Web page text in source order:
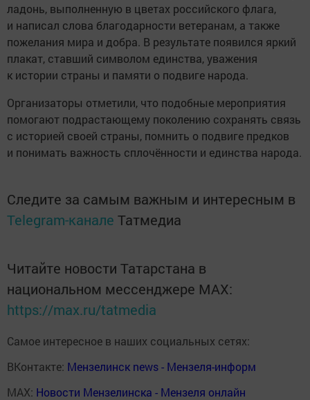
ладонь, выполненную в цветах российского флага,
и написал слова благодарности ветеранам, а также
пожелания мира и добра. В результате появился яркий
плакат, ставший символом единства, уважения
к истории страны и памяти о подвиге народа.
Организаторы отметили, что подобные мероприятия
помогают подрастающему поколению сохранять связь
с историей своей страны, помнить о подвиге предков
и понимать важность сплочённости и единства народа.
Следите за самым важным и интересным в
Telegram-канале Татмедиа
Читайте новости Татарстана в
национальном мессенджере MАХ:
https://max.ru/tatmedia
Самое интересное в наших социальных сетях:
ВКонтакте: Мензелинск news - Мензеля-информ
MAX: Новости Мензелинска - Мензеля онлайн